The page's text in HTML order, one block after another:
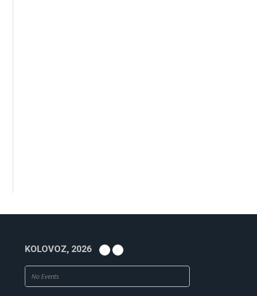
KOLOVOZ, 2026
No Events